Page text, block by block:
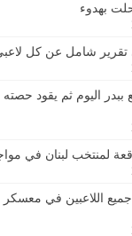
بهدوء
شامل عن كل
اليوم ثم يقود حصته
لمنتخب لبنان في
جميع اللاعبين في معسكر